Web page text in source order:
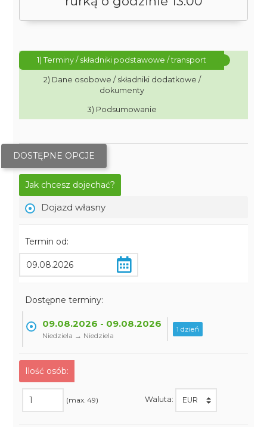
1) Terminy / składniki podstawowe / transport
2) Dane osobowe / składniki dodatkowe /
dokumenty
3) Podsumowanie
DOSTĘPNE OPCJE
Jak chcesz dojechać?
Dojazd własny
Termin od:
Dostępne terminy:
09.08.2026 - 09.08.2026
Niedziela → Niedziela
1 dzień
Ilość osób:
(max. 49) Waluta: